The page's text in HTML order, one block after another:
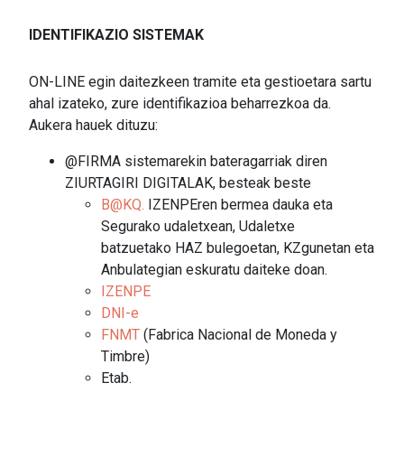
IDENTIFIKAZIO SISTEMAK
ON-LINE egin daitezkeen tramite eta gestioetara sartu
ahal izateko, zure identifikazioa beharrezkoa da.
Aukera hauek dituzu:
@FIRMA sistemarekin bateragarriak diren
ZIURTAGIRI DIGITALAK, besteak beste
B@KQ. IZENPEren bermea dauka eta
Segurako udaletxean, Udaletxe
batzuetako HAZ bulegoetan, KZgunetan eta
Anbulategian eskuratu daiteke doan.
IZENPE
DNI-e
FNMT (Fabrica Nacional de Moneda y
Timbre)
Etab.